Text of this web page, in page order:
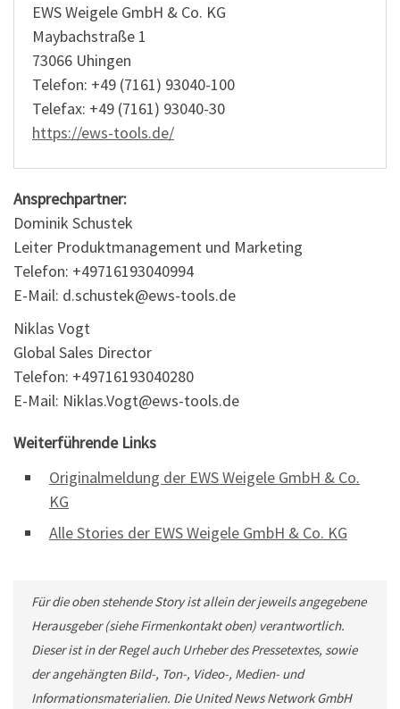
EWS Weigele GmbH & Co. KG
Maybachstraße 1
73066 Uhingen
Telefon: +49 (7161) 93040-100
Telefax: +49 (7161) 93040-30
https://ews-tools.de/
Ansprechpartner:
Dominik Schustek
Leiter Produktmanagement und Marketing
Telefon: +49716193040994
E-Mail: d.schustek@ews-tools.de
Niklas Vogt
Global Sales Director
Telefon: +49716193040280
E-Mail: Niklas.Vogt@ews-tools.de
Weiterführende Links
Originalmeldung der EWS Weigele GmbH & Co.
KG
Alle Stories der EWS Weigele GmbH & Co. KG
Für die oben stehende Story ist allein der jeweils angegebene
Herausgeber (siehe Firmenkontakt oben) verantwortlich.
Dieser ist in der Regel auch Urheber des Pressetextes, sowie
der angehängten Bild-, Ton-, Video-, Medien- und
Informationsmaterialien. Die United News Network GmbH